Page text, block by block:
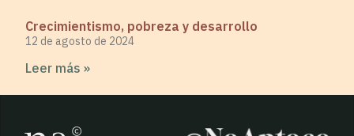
Crecimientismo, pobreza y desarrollo
12 de agosto de 2024
Leer más »